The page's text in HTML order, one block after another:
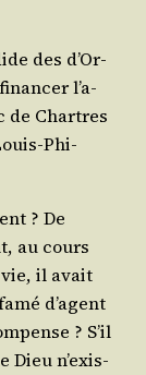
des d’Or­
l’a­
de Chartres
Phi­
? De
au cours
il avait
d’agent
? S’il
Dieu n’exis­